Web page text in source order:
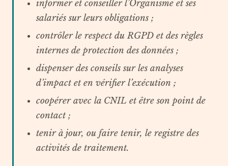
informer et conseiller l’Organisme et ses
salariés sur leurs obligations ;
contrôler le respect du RGPD et des règles
internes de protection des données ;
dispenser des conseils sur les analyses
d’impact et en vérifier l’exécution ;
coopérer avec la CNIL et être son point de
contact ;
tenir à jour, ou faire tenir, le registre des
activités de traitement.